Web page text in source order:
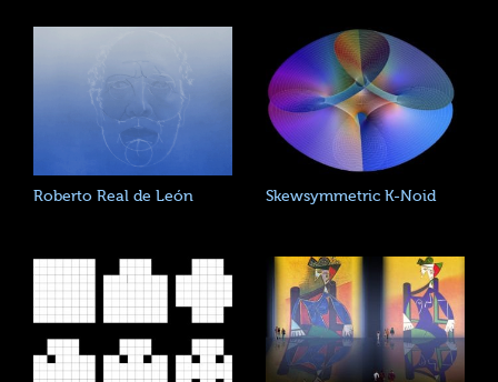
Roberto Real de León Skewsymmetric K-Noid